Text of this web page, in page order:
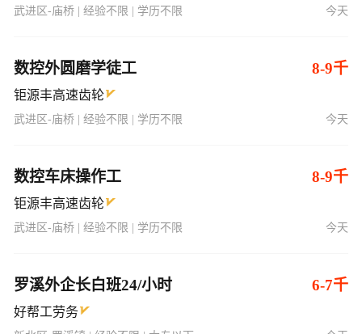
武进区-庙桥 | 经验不限 | 学历不限 今天
数控外圆磨学徒工 8-9千
钜源丰高速齿轮
武进区-庙桥 | 经验不限 | 学历不限 今天
数控车床操作工 8-9千
钜源丰高速齿轮
武进区-庙桥 | 经验不限 | 学历不限 今天
罗溪外企长白班24/小时 6-7千
好帮工劳务